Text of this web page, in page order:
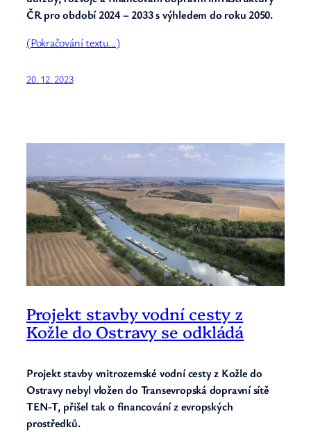
ČR pro období 2024 – 2033 s výhledem do roku 2050.
(Pokračování textu…)
20. 12. 2023
Projekt stavby vodní cesty z
Kožle do Ostravy se odkládá
Projekt stavby vnitrozemské vodní cesty z Kožle do
Ostravy nebyl vložen do Transevropská dopravní sítě
TEN-T, přišel tak o financování z evropských
prostředků.